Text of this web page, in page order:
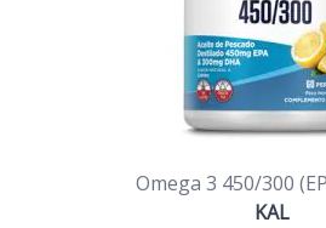
Omega 3 450/300
KAL